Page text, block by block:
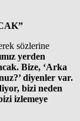
sözlerine
yerden
Bize, ‘Arka
diyenler var.
bizi neden
izlemeye